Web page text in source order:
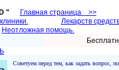
"
Главная страница >>
Лекарств
Неотложная помощь.
Советуем перед тем, как задать вопрос,